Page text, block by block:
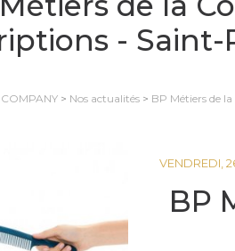
- Saint-
COMPANY > Nos actualités > BP Métiers de
VENDREDI,
BP